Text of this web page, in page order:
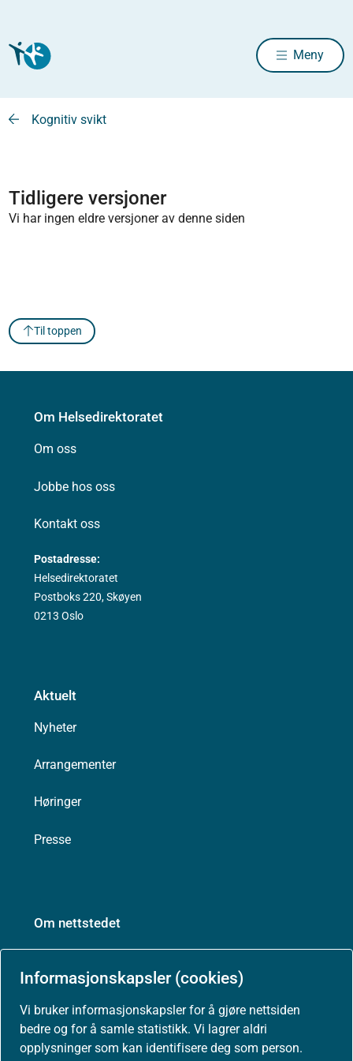
Informasjonskapsler (cookies)
Vi bruker informasjonskapsler for å gjøre nettsiden
bedre og for å samle statistikk. Vi lagrer aldri
opplysninger som kan identifisere deg som person.
Meny
Kognitiv svikt
Tidligere versjoner
Vi har ingen eldre versjoner av denne siden
Til toppen
Om Helsedirektoratet
Om oss
Jobbe hos oss
Kontakt oss
Postadresse:
Helsedirektoratet
Postboks 220, Skøyen
0213 Oslo
Aktuelt
Nyheter
Arrangementer
Høringer
Presse
Om nettstedet
Personvernerklæring
Tilgjengelighetserklæring (uustatus.no)
Besøksstatistikk og informasjonskapsler